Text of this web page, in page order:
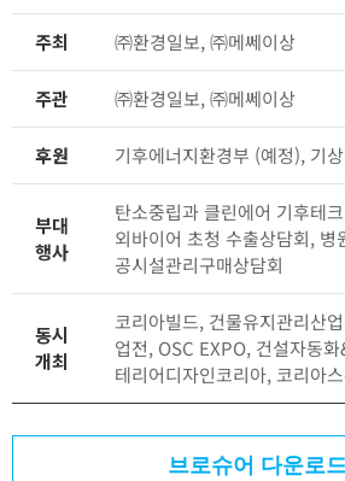
주최 ㈜환경일보, ㈜메쎄이상
주관 ㈜환경일보, ㈜메쎄이상
후원 기후에너지환경부 (예정), 기
부대
행사
탄소중립과 클린에어 기후테
외바이어 초청 수출상담회, 병
공시설관리구매상담회
동시
개최
코리아빌드, 건물유지관리산
업전, OSC EXPO, 건설자동
테리어디자인코리아, 코리아
브로슈어 다운로